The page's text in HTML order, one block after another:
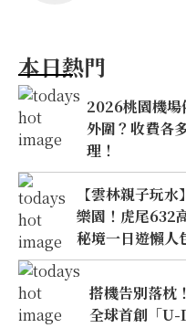
本日熱門
2026桃園機場
外圍？收費各
理！
【雲林親子玩
樂園！虎尾632
秘境一日遊懶人
搭機告別落枕
全球首創「